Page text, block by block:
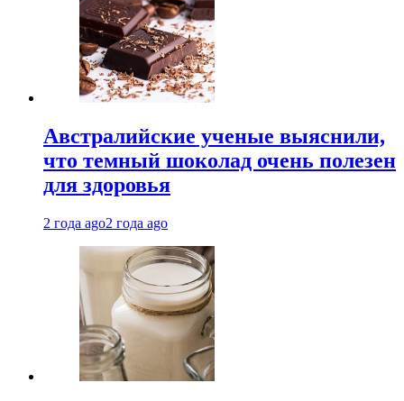
Австралийские ученые выяснили,
что темный шоколад очень полезен
для здоровья
2 года ago2 года ago